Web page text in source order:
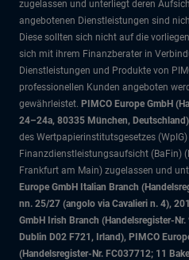
zugelassen und unterliegt deren
angebotenen Dienstleistungen sind
Diese sollten sich nicht auf die
sich mit ihrem Finanzberater in
Dienstleistungen und Produkte von
professionellen Kunden angeboten
gewährleistet. PIMCO Europe GmbH
24–24a, 80335 München, Deutschland)
des Wertpapierinstitutsgesetzes
Finanzdienstleistungsaufsicht (BaFin)
Frankfurt am Main) zugelassen und
Europe GmbH Italian Branch
nn. 25/27 (angolo via Cavalieri n. 4),
GmbH Irish Branch (Handelsregister-
Dublin D02 F721, Irland), PIMCO
(Handelsregister-Nr. FC037712; 11